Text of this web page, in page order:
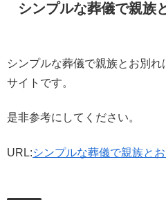
シンプルな葬儀で親族
シンプルな葬儀で親族とお別
サイトです。
是非参考にしてください。
URL:シンプルな葬儀で親族と